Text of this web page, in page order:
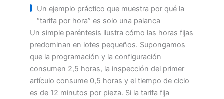
Un ejemplo práctico que muestra por qué la
“tarifa por hora” es solo una palanca
Un simple paréntesis ilustra cómo las horas fijas
predominan en lotes pequeños. Supongamos
que la programación y la configuración
consumen 2,5 horas, la inspección del primer
artículo consume 0,5 horas y el tiempo de ciclo
es de 12 minutos por pieza. Si la tarifa fija
German
Indonesian
Italian
Korean
Portuguese
Russian